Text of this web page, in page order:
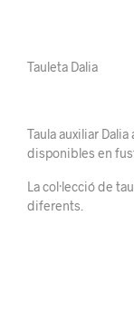
Tauleta Dalia
Taula auxiliar
disponibles en
La col·lecció de
diferents.